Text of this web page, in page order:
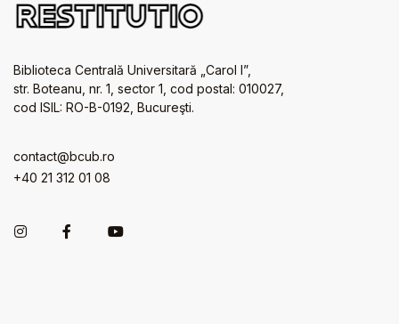
Biblioteca Centrală Universitară „Carol I”,
str. Boteanu, nr. 1, sector 1, cod postal: 010027,
cod ISIL: RO-B-0192, Bucureşti.
contact@bcub.ro
+40 21 312 01 08